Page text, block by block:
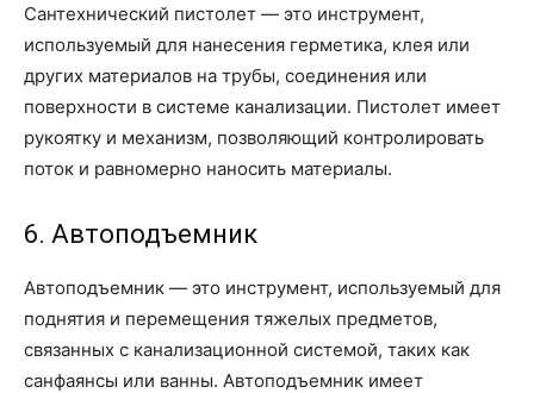
Сантехнический пистолет — это инструмент,
используемый для нанесения герметика, клея или
других материалов на трубы, соединения или
поверхности в системе канализации. Пистолет имеет
рукоятку и механизм, позволяющий контролировать
поток и равномерно наносить материалы.
6. Автоподъемник
Автоподъемник — это инструмент, используемый для
поднятия и перемещения тяжелых предметов,
связанных с канализационной системой, таких как
санфаянсы или ванны. Автоподъемник имеет